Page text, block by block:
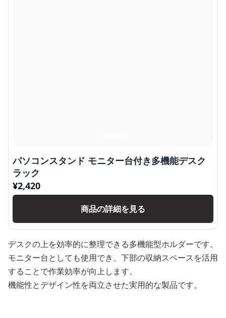
パソコンスタンド モニター台付き多機能デスク
ラック
¥2,420
商品の詳細を見る
デスクの上を効率的に整理できる多機能型ホルダーです。
モニター台としても使用でき、下部の収納スペースを活用
することで作業効率が向上します。
機能性とデザイン性を両立させた実用的な製品です。